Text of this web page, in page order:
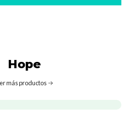
Hope
más productos